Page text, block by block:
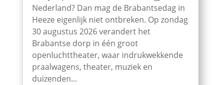
Nederland? Dan mag de Brabantsedag in
Heeze eigenlijk niet ontbreken. Op zondag
30 augustus 2026 verandert het
Brabantse dorp in één groot
openluchttheater, waar indrukwekkende
praalwagens, theater, muziek en
duizenden...